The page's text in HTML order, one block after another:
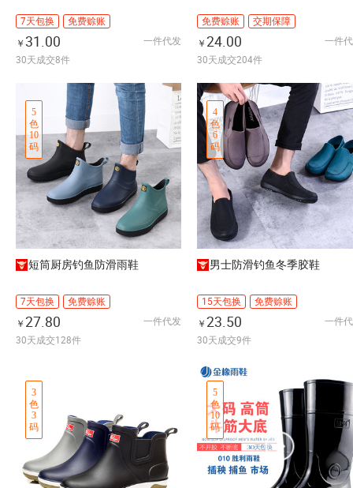
7天包换
免费赊账
￥ 31.00
一件代发
30天成交8件
免费赊账
交期保障
￥ 24.00
一件
30天成交204件
5
色
10
码
短筒厨房钓鱼防滑雨鞋
7天包换
免费赊账
￥ 27.80
一件代发
30天成交128件
4
色
6
码
男士防滑钓鱼冬季胶鞋
15天包换
免费赊账
￥ 23.50
一件
30天成交9件
3
色
3
码
5
色
10
码